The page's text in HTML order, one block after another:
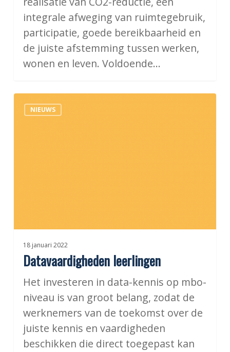
integrale afweging van ruimtegebruik,
participatie, goede bereikbaarheid en
de juiste afstemming tussen werken,
wonen en leven. Voldoende…
Datavaardigheden
leerlingen
NIEUWS
18 januari 2022
Datavaardigheden leerlingen
Het investeren in data-kennis op mbo-
niveau is van groot belang, zodat de
werknemers van de toekomst over de
juiste kennis en vaardigheden
beschikken die direct toegepast kan